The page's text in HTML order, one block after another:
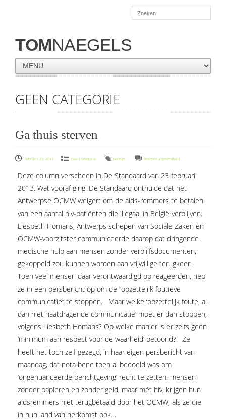
TOMNAEGELS
GEEN CATEGORIE
Ga thuis sterven
februari 23, 2013 Geen categorie No tags. Reacties uitgeschakeldvoor
thuis
sterven
Deze column verscheen in De Standaard van 23 februari
2013. Wat vooraf ging: De Standaard onthulde dat het
Antwerpse OCMW weigert om de aids-remmers te betalen
van een aantal hiv-patiënten die illegaal in België verblijven.
Liesbeth Homans, Antwerps schepen van Sociale Zaken en
OCMW-voorzitster communiceerde daarop dat dringende
medische hulp aan mensen zonder verblijfsdocumenten,
gekoppeld zou kunnen worden aan vrijwillige terugkeer.
Toen veel mensen daar verontwaardigd op reageerden, riep
ze in een persbericht op om de “opzettelijk foutieve
communicatie” te stoppen. Maar welke ‘opzettelijk foute, al
dan niet haatdragende communicatie’ moet er dan stoppen,
volgens Liesbeth Homans? Op welke manier is er zelfs geen
‘minimum aan respect voor de waarheid’ betoond? Ze
heeft het toch zelf gezegd, in haar eigen persbericht van
maandag, dat nota bene toen al bedoeld was om
‘ongenuanceerde berichtgeving’ recht te zetten: mensen
zonder papieren en zonder geld, maar mét hiv, krijgen hun
aidsremmers niet terugbetaald door het OCMW, als ze die
in hun land van herkomst ook…